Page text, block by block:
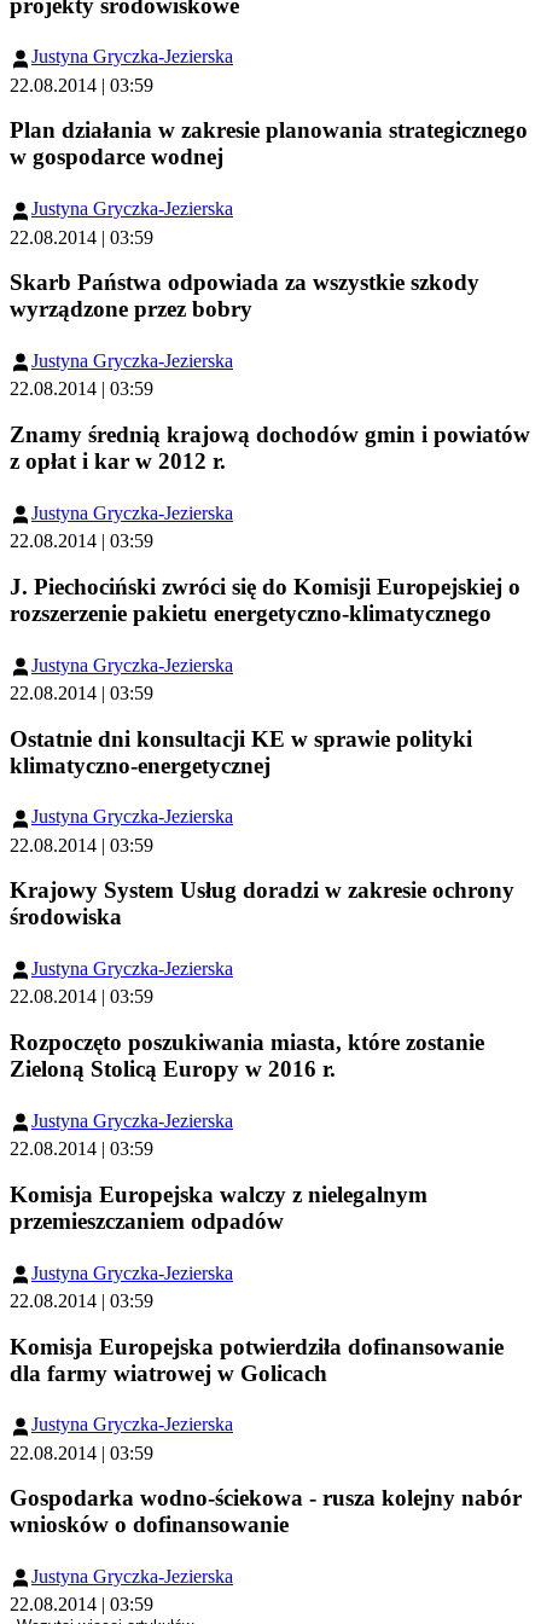
projekty środowiskowe
Justyna Gryczka-Jezierska
22.08.2014 | 03:59
Plan działania w zakresie planowania strategicznego
w gospodarce wodnej
Justyna Gryczka-Jezierska
22.08.2014 | 03:59
Skarb Państwa odpowiada za wszystkie szkody
wyrządzone przez bobry
Justyna Gryczka-Jezierska
22.08.2014 | 03:59
Znamy średnią krajową dochodów gmin i powiatów
z opłat i kar w 2012 r.
Justyna Gryczka-Jezierska
22.08.2014 | 03:59
J. Piechociński zwróci się do Komisji Europejskiej o
rozszerzenie pakietu energetyczno-klimatycznego
Justyna Gryczka-Jezierska
22.08.2014 | 03:59
Ostatnie dni konsultacji KE w sprawie polityki
klimatyczno-energetycznej
Justyna Gryczka-Jezierska
22.08.2014 | 03:59
Krajowy System Usług doradzi w zakresie ochrony
środowiska
Justyna Gryczka-Jezierska
22.08.2014 | 03:59
Rozpoczęto poszukiwania miasta, które zostanie
Zieloną Stolicą Europy w 2016 r.
Justyna Gryczka-Jezierska
22.08.2014 | 03:59
Komisja Europejska walczy z nielegalnym
przemieszczaniem odpadów
Justyna Gryczka-Jezierska
22.08.2014 | 03:59
Komisja Europejska potwierdziła dofinansowanie
dla farmy wiatrowej w Golicach
Justyna Gryczka-Jezierska
22.08.2014 | 03:59
Gospodarka wodno-ściekowa - rusza kolejny nabór
wniosków o dofinansowanie
Justyna Gryczka-Jezierska
22.08.2014 | 03:59